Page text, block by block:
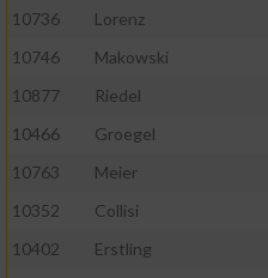
10736 Lorenz
10746
Makowski
10877
Riedel
10466
Groegel
10763
Meier
10352
Collisi
10402
Erstling